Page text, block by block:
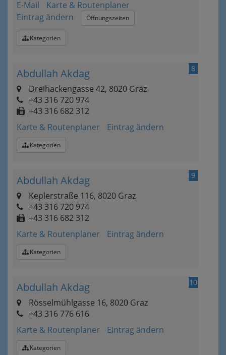
E-Mail
Karte & Routenplaner
Eintrag ändern
Öffnungszeiten
Kategorien
8
Abdullah Akdag
Dreihackengasse 42, 8020 Graz
+43 316 720 974
+43 316 682 312
Karte & Routenplaner
Eintrag ändern
Kategorien
9
Abdullah Akdag
Keplerstraße 116, 8020 Graz
+43 316 720 974
+43 316 682 312
Karte & Routenplaner
Eintrag ändern
Kategorien
10
Abdullah Akdag
Rösselmühlgasse 16, 8020 Graz
+43 316 776 616
Karte & Routenplaner
Eintrag ändern
Kategorien